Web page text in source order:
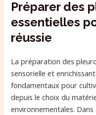
Préparer des
essentielles
réussie
La préparation des
sensorielle et
fondamentaux pour
depuis le choix du
environnementales.